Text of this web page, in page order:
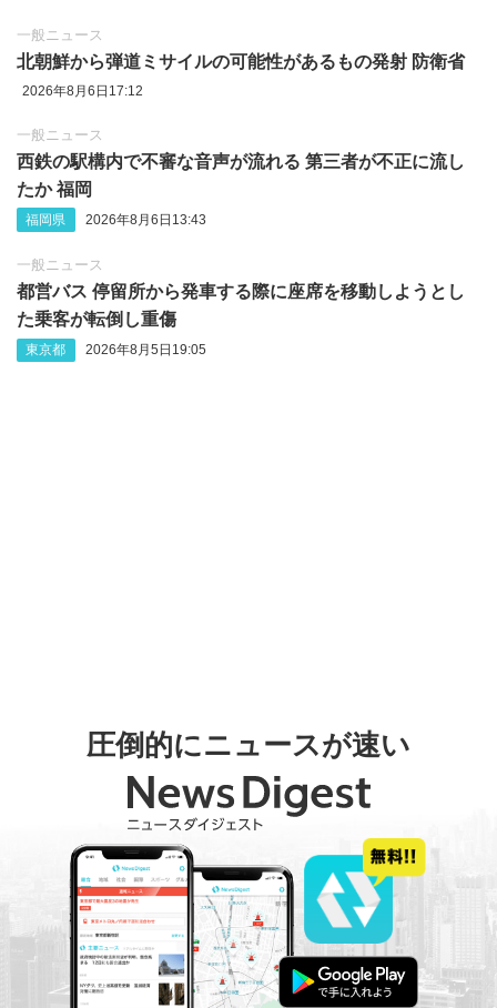
一般ニュース
北朝鮮から弾道ミサイルの可能性があるもの発射 防衛省
2026年8月6日17:12
一般ニュース
西鉄の駅構内で不審な音声が流れる 第三者が不正に流し
たか 福岡
福岡県 2026年8月6日13:43
一般ニュース
都営バス 停留所から発車する際に座席を移動しようとし
た乗客が転倒し重傷
東京都 2026年8月5日19:05
圧倒的にニュースが速い